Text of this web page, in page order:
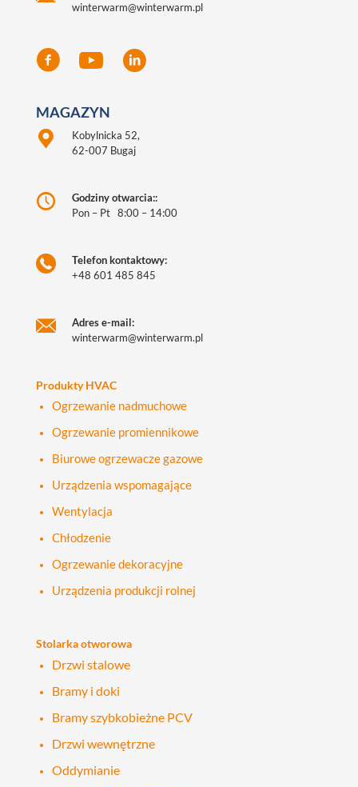
winterwarm@winterwarm.pl
MAGAZYN
Kobylnicka 52,
62-007 Bugaj
Godziny otwarcia::
Pon – Pt 8:00 – 14:00
Telefon kontaktowy:
+48 601 485 845
Adres e-mail:
winterwarm@winterwarm.pl
Produkty HVAC
Ogrzewanie nadmuchowe
Ogrzewanie promiennikowe
Biurowe ogrzewacze gazowe
Urządzenia wspomagające
Wentylacja
Chłodzenie
Ogrzewanie dekoracyjne
Urządzenia produkcji rolnej
Stolarka otworowa
Drzwi stalowe
Bramy i doki
Bramy szybkobieżne PCV
Drzwi wewnętrzne
Oddymianie